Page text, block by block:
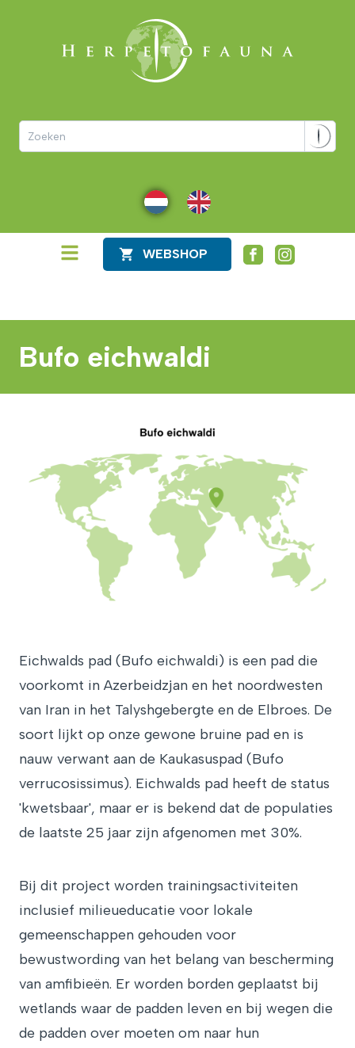
NL EN
WEBSHOP
Bufo eichwaldi
Eichwalds pad (Bufo eichwaldi) is een pad die
voorkomt in Azerbeidzjan en het noordwesten
van Iran in het Talyshgebergte en de Elbroes. De
soort lijkt op onze gewone bruine pad en is
nauw verwant aan de Kaukasuspad (Bufo
verrucosissimus). Eichwalds pad heeft de status
'kwetsbaar', maar er is bekend dat de populaties
de laatste 25 jaar zijn afgenomen met 30%.
Bij dit project worden trainingsactiviteiten
inclusief milieueducatie voor lokale
gemeenschappen gehouden voor
bewustwording van het belang van bescherming
van amfibieën. Er worden borden geplaatst bij
wetlands waar de padden leven en bij wegen die
de padden over moeten om naar hun